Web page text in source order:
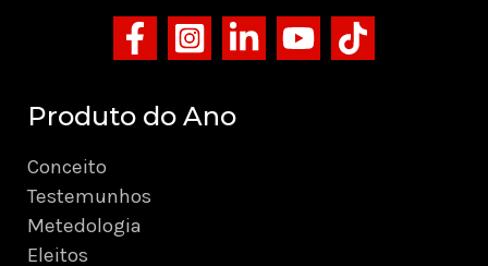
Produto do Ano
Conceito
Testemunhos
Metedologia
Eleitos